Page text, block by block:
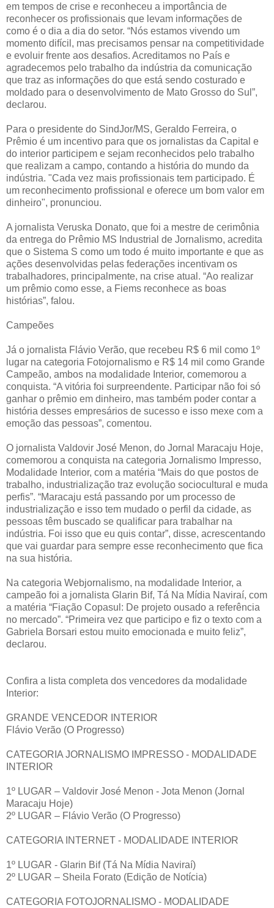
em tempos de crise e reconheceu a importância de
reconhecer os profissionais que levam informações de
como é o dia a dia do setor. “Nós estamos vivendo um
momento difícil, mas precisamos pensar na competitividade
e evoluir frente aos desafios. Acreditamos no País e
agradecemos pelo trabalho da indústria da comunicação
que traz as informações do que está sendo costurado e
moldado para o desenvolvimento de Mato Grosso do Sul”,
declarou.
Para o presidente do SindJor/MS, Geraldo Ferreira, o
Prêmio é um incentivo para que os jornalistas da Capital e
do interior participem e sejam reconhecidos pelo trabalho
que realizam a campo, contando a história do mundo da
indústria. "Cada vez mais profissionais tem participado. É
um reconhecimento profissional e oferece um bom valor em
dinheiro", pronunciou.
A jornalista Veruska Donato, que foi a mestre de cerimônia
da entrega do Prêmio MS Industrial de Jornalismo, acredita
que o Sistema S como um todo é muito importante e que as
ações desenvolvidas pelas federações incentivam os
trabalhadores, principalmente, na crise atual. “Ao realizar
um prêmio como esse, a Fiems reconhece as boas
histórias”, falou.
Campeões
Já o jornalista Flávio Verão, que recebeu R$ 6 mil como 1º
lugar na categoria Fotojornalismo e R$ 14 mil como Grande
Campeão, ambos na modalidade Interior, comemorou a
conquista. “A vitória foi surpreendente. Participar não foi só
ganhar o prêmio em dinheiro, mas também poder contar a
história desses empresários de sucesso e isso mexe com a
emoção das pessoas”, comentou.
O jornalista Valdovir José Menon, do Jornal Maracaju Hoje,
comemorou a conquista na categoria Jornalismo Impresso,
Modalidade Interior, com a matéria “Mais do que postos de
trabalho, industrialização traz evolução sociocultural e muda
perfis”. “Maracaju está passando por um processo de
industrialização e isso tem mudado o perfil da cidade, as
pessoas têm buscado se qualificar para trabalhar na
indústria. Foi isso que eu quis contar”, disse, acrescentando
que vai guardar para sempre esse reconhecimento que fica
na sua história.
Na categoria Webjornalismo, na modalidade Interior, a
campeão foi a jornalista Glarin Bif, Tá Na Mídia Naviraí, com
a matéria “Fiação Copasul: De projeto ousado a referência
no mercado”. “Primeira vez que participo e fiz o texto com a
Gabriela Borsari estou muito emocionada e muito feliz”,
declarou.
Confira a lista completa dos vencedores da modalidade
Interior:
GRANDE VENCEDOR INTERIOR
Flávio Verão (O Progresso)
CATEGORIA JORNALISMO IMPRESSO - MODALIDADE
INTERIOR
1º LUGAR – Valdovir José Menon - Jota Menon (Jornal
Maracaju Hoje)
2º LUGAR – Flávio Verão (O Progresso)
CATEGORIA INTERNET - MODALIDADE INTERIOR
1º LUGAR - Glarin Bif (Tá Na Mídia Naviraí)
2º LUGAR – Sheila Forato (Edição de Notícia)
CATEGORIA FOTOJORNALISMO - MODALIDADE